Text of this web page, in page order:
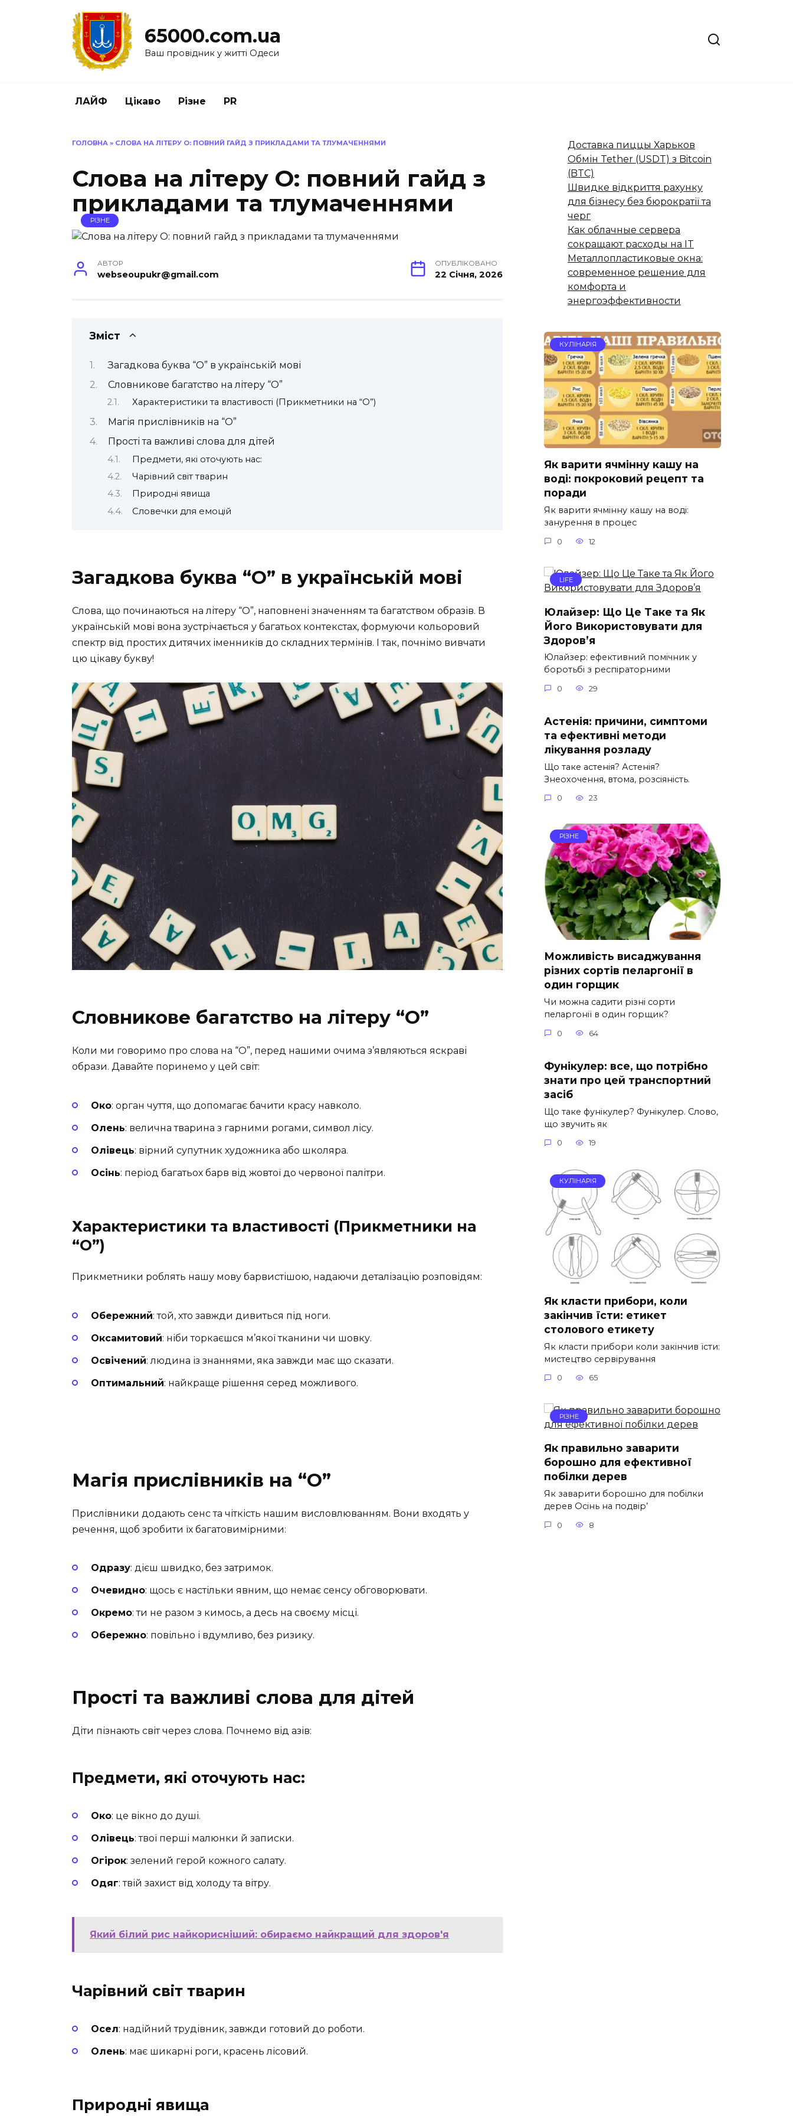
65000.com.ua
Ваш провідник у житті Одеси
ЛАЙФ Цікаво Різне PR
ГОЛОВНА » СЛОВА НА ЛІТЕРУ О: ПОВНИЙ ГАЙД З ПРИКЛАДАМИ ТА ТЛУМАЧЕННЯМИ
Слова на літеру О: повний гайд з
прикладами та тлумаченнями
РІЗНЕ
АВТОР
webseoupukr@gmail.com
ОПУБЛІКОВАНО
22 Січня, 2026
Зміст
Загадкова буква “О” в українській мові
Словникове багатство на літеру “О”
Характеристики та властивості (Прикметники на “О”)
Магія прислівників на “О”
Прості та важливі слова для дітей
Предмети, які оточують нас:
Чарівний світ тварин
Природні явища
Словечки для емоцій
Загадкова буква “О” в українській мові
Слова, що починаються на літеру “О”, наповнені значенням та багатством образів. В
українській мові вона зустрічається у багатьох контекстах, формуючи кольоровий
спектр від простих дитячих іменників до складних термінів. І так, почнімо вивчати
цю цікаву букву!
Словникове багатство на літеру “О”
Коли ми говоримо про слова на “О”, перед нашими очима з’являються яскраві
образи. Давайте поринемо у цей світ:
Око: орган чуття, що допомагає бачити красу навколо.
Олень: велична тварина з гарними рогами, символ лісу.
Олівець: вірний супутник художника або школяра.
Осінь: період багатьох барв від жовтої до червоної палітри.
Характеристики та властивості (Прикметники на
“О”)
Прикметники роблять нашу мову барвистішою, надаючи деталізацію розповідям:
Обережний: той, хто завжди дивиться під ноги.
Оксамитовий: ніби торкаєшся м’якої тканини чи шовку.
Освічений: людина із знаннями, яка завжди має що сказати.
Оптимальний: найкраще рішення серед можливого.
Магія прислівників на “О”
Прислівники додають сенс та чіткість нашим висловлюванням. Вони входять у
речення, щоб зробити їх багатовимірними:
Одразу: дієш швидко, без затримок.
Очевидно: щось є настільки явним, що немає сенсу обговорювати.
Окремо: ти не разом з кимось, а десь на своєму місці.
Обережно: повільно і вдумливо, без ризику.
Прості та важливі слова для дітей
Діти пізнають світ через слова. Почнемо від азів:
Предмети, які оточують нас:
Око: це вікно до душі.
Олівець: твої перші малюнки й записки.
Огірок: зелений герой кожного салату.
Одяг: твій захист від холоду та вітру.
Який білий рис найкорисніший: обираємо найкращий для здоров'я
Чарівний світ тварин
Осел: надійний трудівник, завжди готовий до роботи.
Олень: має шикарні роги, красень лісовий.
Природні явища
Доставка пиццы Харьков
Обмін Tether (USDT) з Bitcoin
(BTC)
Швидке відкриття рахунку
для бізнесу без бюрократії та
черг
Как облачные сервера
сокращают расходы на IT
Металлопластиковые окна:
современное решение для
комфорта и
энергоэффективности
КУЛІНАРІЯ
Як варити ячмінну кашу на
воді: покроковий рецепт та
поради
Як варити ячмінну кашу на воді:
занурення в процес
0 12
LIFE
Юлайзер: Що Це Таке та Як
Його Використовувати для
Здоров’я
Юлайзер: ефективний помічник у
боротьбі з респіраторними
0 29
Астенія: причини, симптоми
та ефективні методи
лікування розладу
Що таке астенія? Астенія?
Знеохочення, втома, розсіяність.
0 23
РІЗНЕ
Можливість висаджування
різних сортів пеларгонії в
один горщик
Чи можна садити різні сорти
пеларгонії в один горщик?
0 64
Фунікулер: все, що потрібно
знати про цей транспортний
засіб
Що таке фунікулер? Фунікулер. Слово,
що звучить як
0 19
КУЛІНАРІЯ
Як класти прибори, коли
закінчив їсти: етикет
столового етикету
Як класти прибори коли закінчив їсти:
мистецтво сервірування
0 65
РІЗНЕ
Як правильно заварити
борошно для ефективної
побілки дерев
Як заварити борошно для побілки
дерев Осінь на подвір’
0 8